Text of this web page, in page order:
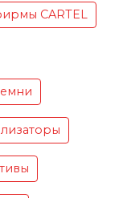
CARTEL